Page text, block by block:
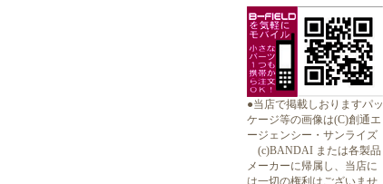
●当店で掲載しおりますパッ
ケージ等の画像は(C)創通エ
ージェンシー・サンライズ
(c)BANDAI または各製品
メーカーに帰属し、当店に
は一切の権利はございませ